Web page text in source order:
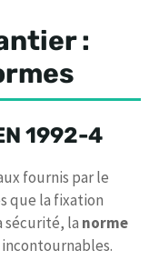
:
1992-4
fournis par le
que la fixation
sécurité, la norme